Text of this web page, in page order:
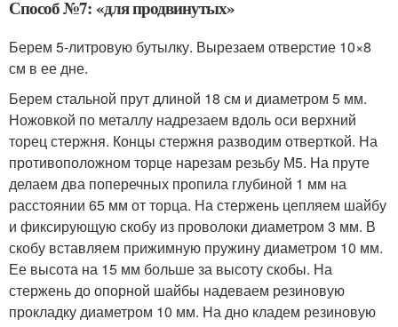
Способ №7: «для продвинутых»
Берем 5-литровую бутылку. Вырезаем отверстие 10×8
см в ее дне.
Берем стальной прут длиной 18 см и диаметром 5 мм.
Ножовкой по металлу надрезаем вдоль оси верхний
торец стержня. Концы стержня разводим отверткой. На
противоположном торце нарезам резьбу М5. На пруте
делаем два поперечных пропила глубиной 1 мм на
расстоянии 65 мм от торца. На стержень цепляем шайбу
и фиксирующую скобу из проволоки диаметром 3 мм. В
скобу вставляем прижимную пружину диаметром 10 мм.
Ее высота на 15 мм больше за высоту скобы. На
стержень до опорной шайбы надеваем резиновую
прокладку диаметром 10 мм. На дно кладем резиновую